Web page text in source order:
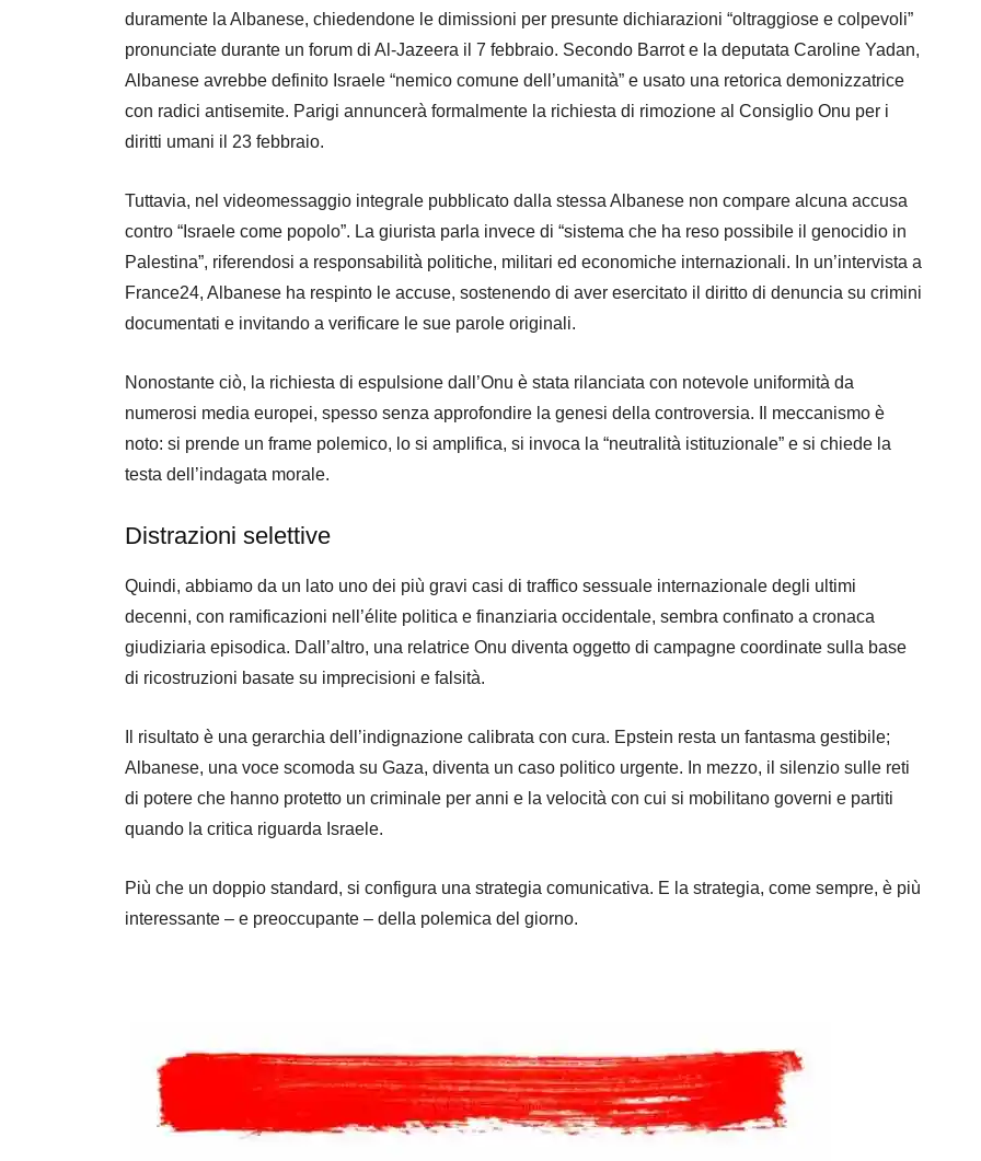
duramente la Albanese, chiedendone le dimissioni per presunte dichiarazioni “oltraggiose e colpevoli”
pronunciate durante un forum di Al-Jazeera il 7 febbraio. Secondo Barrot e la deputata Caroline Yadan,
Albanese avrebbe definito Israele “nemico comune dell’umanità” e usato una retorica demonizzatrice
con radici antisemite. Parigi annuncerà formalmente la richiesta di rimozione al Consiglio Onu per i
diritti umani il 23 febbraio.
Tuttavia, nel videomessaggio integrale pubblicato dalla stessa Albanese non compare alcuna accusa
contro “Israele come popolo”. La giurista parla invece di “sistema che ha reso possibile il genocidio in
Palestina”, riferendosi a responsabilità politiche, militari ed economiche internazionali. In un’intervista a
France24, Albanese ha respinto le accuse, sostenendo di aver esercitato il diritto di denuncia su crimini
documentati e invitando a verificare le sue parole originali.
Nonostante ciò, la richiesta di espulsione dall’Onu è stata rilanciata con notevole uniformità da
numerosi media europei, spesso senza approfondire la genesi della controversia. Il meccanismo è
noto: si prende un frame polemico, lo si amplifica, si invoca la “neutralità istituzionale” e si chiede la
testa dell’indagata morale.
Distrazioni selettive
Quindi, abbiamo da un lato uno dei più gravi casi di traffico sessuale internazionale degli ultimi
decenni, con ramificazioni nell’élite politica e finanziaria occidentale, sembra confinato a cronaca
giudiziaria episodica. Dall’altro, una relatrice Onu diventa oggetto di campagne coordinate sulla base
di ricostruzioni basate su imprecisioni e falsità.
Il risultato è una gerarchia dell’indignazione calibrata con cura. Epstein resta un fantasma gestibile;
Albanese, una voce scomoda su Gaza, diventa un caso politico urgente. In mezzo, il silenzio sulle reti
di potere che hanno protetto un criminale per anni e la velocità con cui si mobilitano governi e partiti
quando la critica riguarda Israele.
Più che un doppio standard, si configura una strategia comunicativa. E la strategia, come sempre, è più
interessante – e preoccupante – della polemica del giorno.